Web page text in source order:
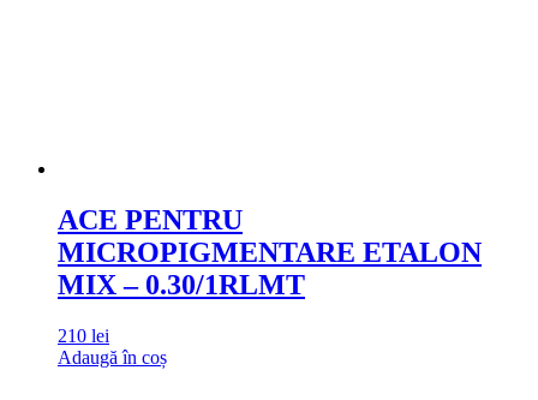
ACE PENTRU
MICROPIGMENTARE ETALON
MIX – 0.30/1RLMT
210 lei
Adaugă în coș